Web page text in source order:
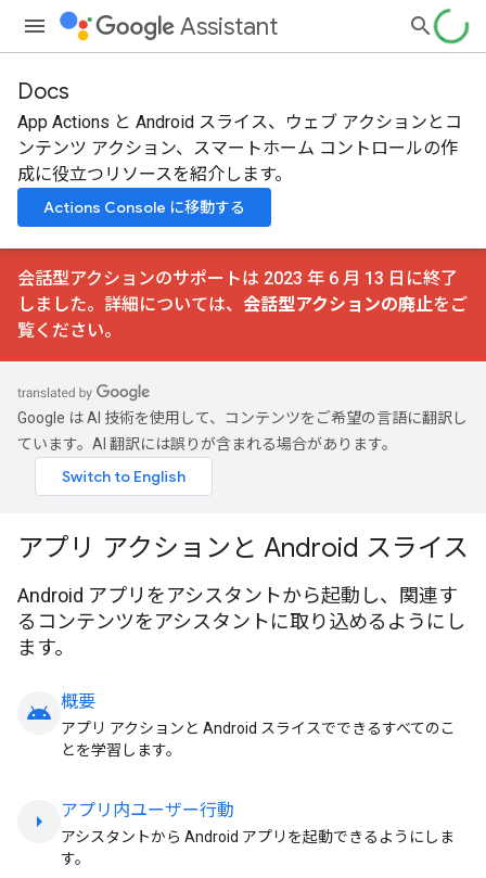
Assistant
Docs
App Actions と Android スライス、ウェブ アクションとコ
ンテンツ アクション、スマートホーム コントロールの作
成に役立つリソースを紹介します。
Actions Console に移動する
会話型アクションのサポートは 2023 年 6 月 13 日に終了
しました。詳細については、 会話型アクションの廃止をご
覧ください。
Google は AI 技術を使用して、コンテンツをご希望の言語に翻訳し
ています。AI 翻訳には誤りが含まれる場合があります。
アプリ アクションと Android スライス
Android アプリをアシスタントから起動し、関連す
るコンテンツをアシスタントに取り込めるようにし
ます。
android 概要
アプリ アクションと Android スライスでできるすべてのこ
とを学習します。
arrow_right アプリ内ユーザー行動
アシスタントから Android アプリを起動できるようにしま
す。